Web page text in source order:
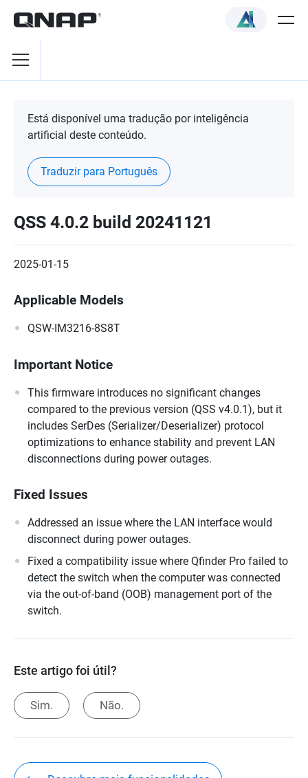
Está disponível uma tradução por inteligência
artificial deste conteúdo.
Traduzir para Português
QSS 4.0.2 build 20241121
2025-01-15
Applicable Models
QSW-IM3216-8S8T
Important Notice
This firmware introduces no significant changes
compared to the previous version (QSS v4.0.1), but it
includes SerDes (Serializer/Deserializer) protocol
optimizations to enhance stability and prevent LAN
disconnections during power outages.
Fixed Issues
Addressed an issue where the LAN interface would
disconnect during power outages.
Fixed a compatibility issue where Qfinder Pro failed to
detect the switch when the computer was connected
via the out-of-band (OOB) management port of the
switch.
Este artigo foi útil?
Sim. Não.